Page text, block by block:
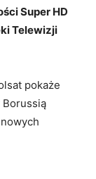
Super HD
Telewizji
pokaże
Borussią